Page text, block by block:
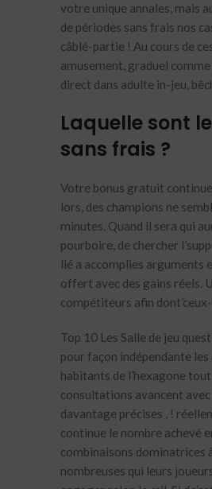
votre unique annales, mais
de périodes sans frais nos
câblé-partie ! Au cours de
amusement, graduel
direct dans adulte in-jeu,
Laquelle sont
sans frais ?
Votre bonus gratuit
lors, des champions ne
minutes. Quand il sera qui
pourboire, de chercher
lié a accomplies arguments
offert avec des gains réels.
compétiteurs afin
Top 10 Les Salle de jeu
pour façon indépendante
habitants de l’hexagone
consultations avancent
davantage précises , !
continue le nombre achevé
combinaisons dominatrices
nombreuses qui leurs